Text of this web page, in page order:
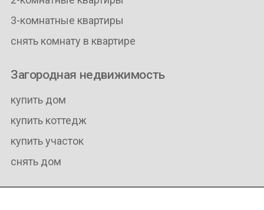
3-комнатные квартиры
снять комнату в квартире
Загородная недвижимость
купить дом
купить коттедж
купить участок
снять дом